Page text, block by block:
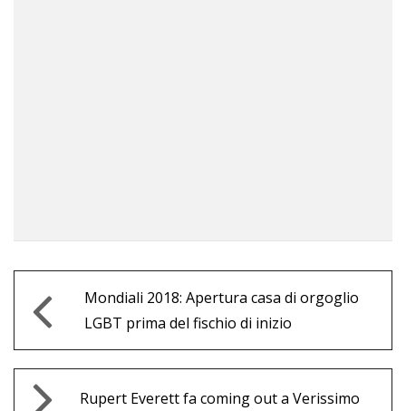
Mondiali 2018: Apertura casa di orgoglio
LGBT prima del fischio di inizio
Rupert Everett fa coming out a Verissimo